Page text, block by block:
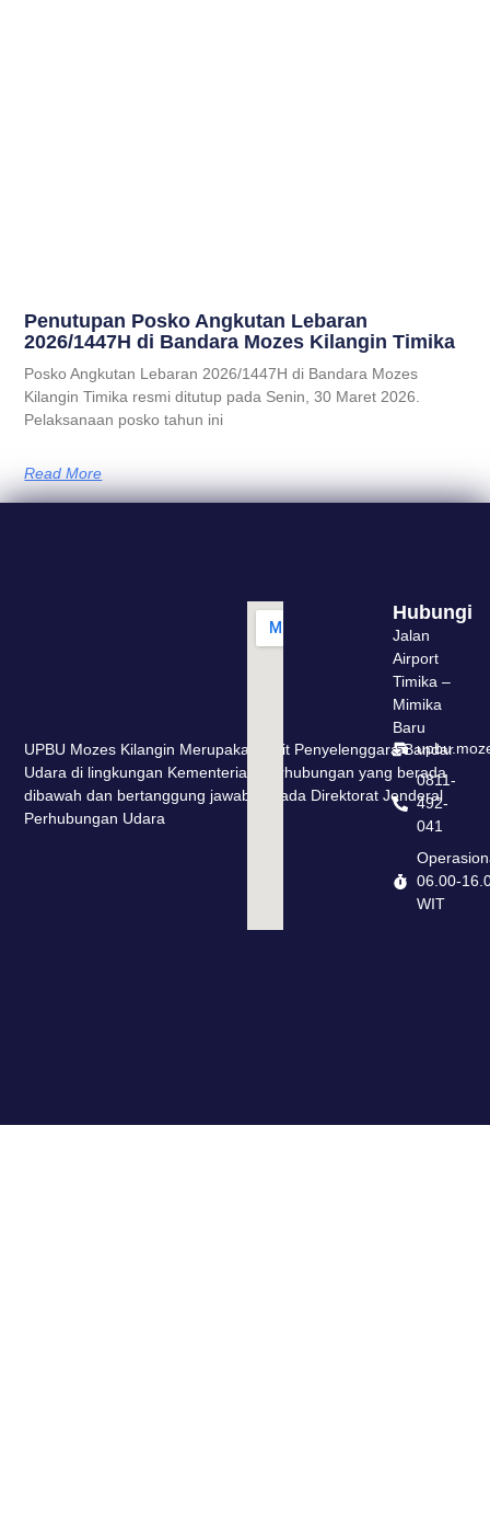
Penutupan Posko Angkutan Lebaran
2026/1447H di Bandara Mozes Kilangin Timika
Posko Angkutan Lebaran 2026/1447H di Bandara Mozes
Kilangin Timika resmi ditutup pada Senin, 30 Maret 2026.
Pelaksanaan posko tahun ini
Read More
UPBU Mozes Kilangin Merupakan Unit Penyelenggara Bandar
Udara di lingkungan Kementerian Perhubungan yang berada
dibawah dan bertanggung jawab kepada Direktorat Jenderal
Perhubungan Udara
Hubungi
Jalan
Airport
Timika –
Mimika
Baru
0811-
492-
041
06.00-
WIT